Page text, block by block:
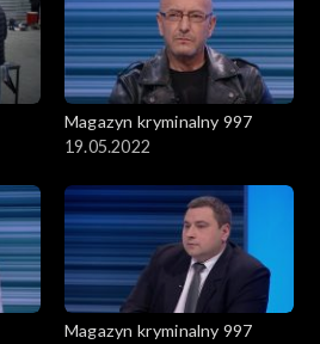
Magazyn kryminalny 997
19.05.2022
Magazyn kryminalny 997